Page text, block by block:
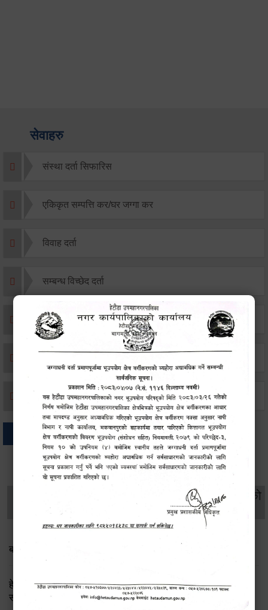
सेवाहरु
संस्था दर्ता सिफारिस
एकिकृत सम्पत्ति कर/घर जग्गा कर
विवाह दर्ता
सम्बन्ध विच्छेद दर्ता
बसाइ-सराई जाने/आउने दर्ता
जन्म दर्ता
थप विवरणहरु
वातावरण
सूचनाको
बाल भेला तथा योजना तर्जुमा सम्बन्धी सूचना
हेटौंडा उपमहानगरपालिका: लैङ्गिक समानता तथा सामाजिक
समावेशीकरण परीक्षण प्रतिवेदन २०८२